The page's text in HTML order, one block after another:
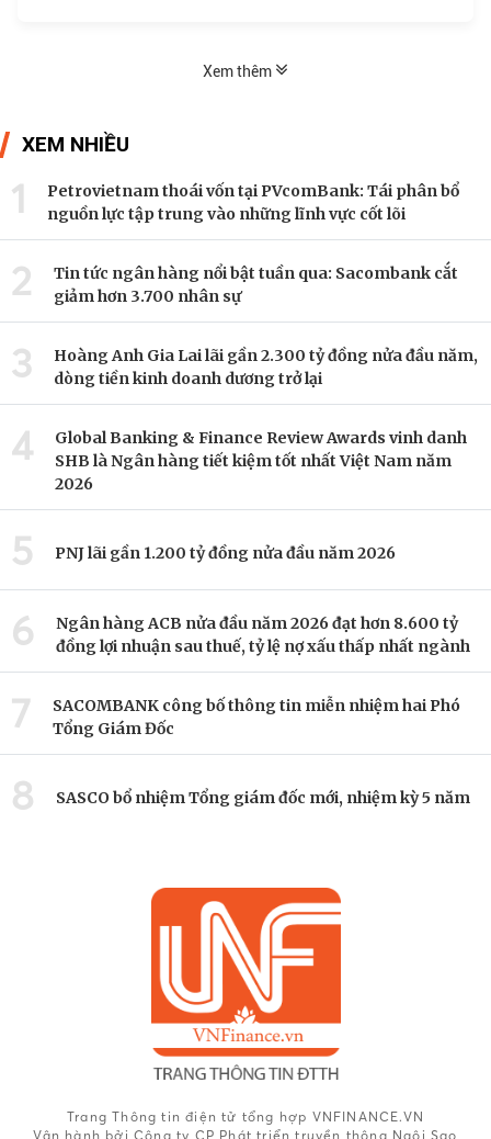
Xem thêm
XEM NHIỀU
1
Petrovietnam thoái vốn tại PVcomBank: Tái phân bổ
nguồn lực tập trung vào những lĩnh vực cốt lõi
2
Tin tức ngân hàng nổi bật tuần qua: Sacombank cắt
giảm hơn 3.700 nhân sự
3
Hoàng Anh Gia Lai lãi gần 2.300 tỷ đồng nửa đầu năm,
dòng tiền kinh doanh dương trở lại
4
Global Banking & Finance Review Awards vinh danh
SHB là Ngân hàng tiết kiệm tốt nhất Việt Nam năm
2026
5 PNJ lãi gần 1.200 tỷ đồng nửa đầu năm 2026
6
Ngân hàng ACB nửa đầu năm 2026 đạt hơn 8.600 tỷ
đồng lợi nhuận sau thuế, tỷ lệ nợ xấu thấp nhất ngành
7
SACOMBANK công bố thông tin miễn nhiệm hai Phó
Tổng Giám Đốc
8 SASCO bổ nhiệm Tổng giám đốc mới, nhiệm kỳ 5 năm
Trang Thông tin điện tử tổng hợp VNFINANCE.VN
Vận hành bởi Công ty CP Phát triển truyền thông Ngôi Sao